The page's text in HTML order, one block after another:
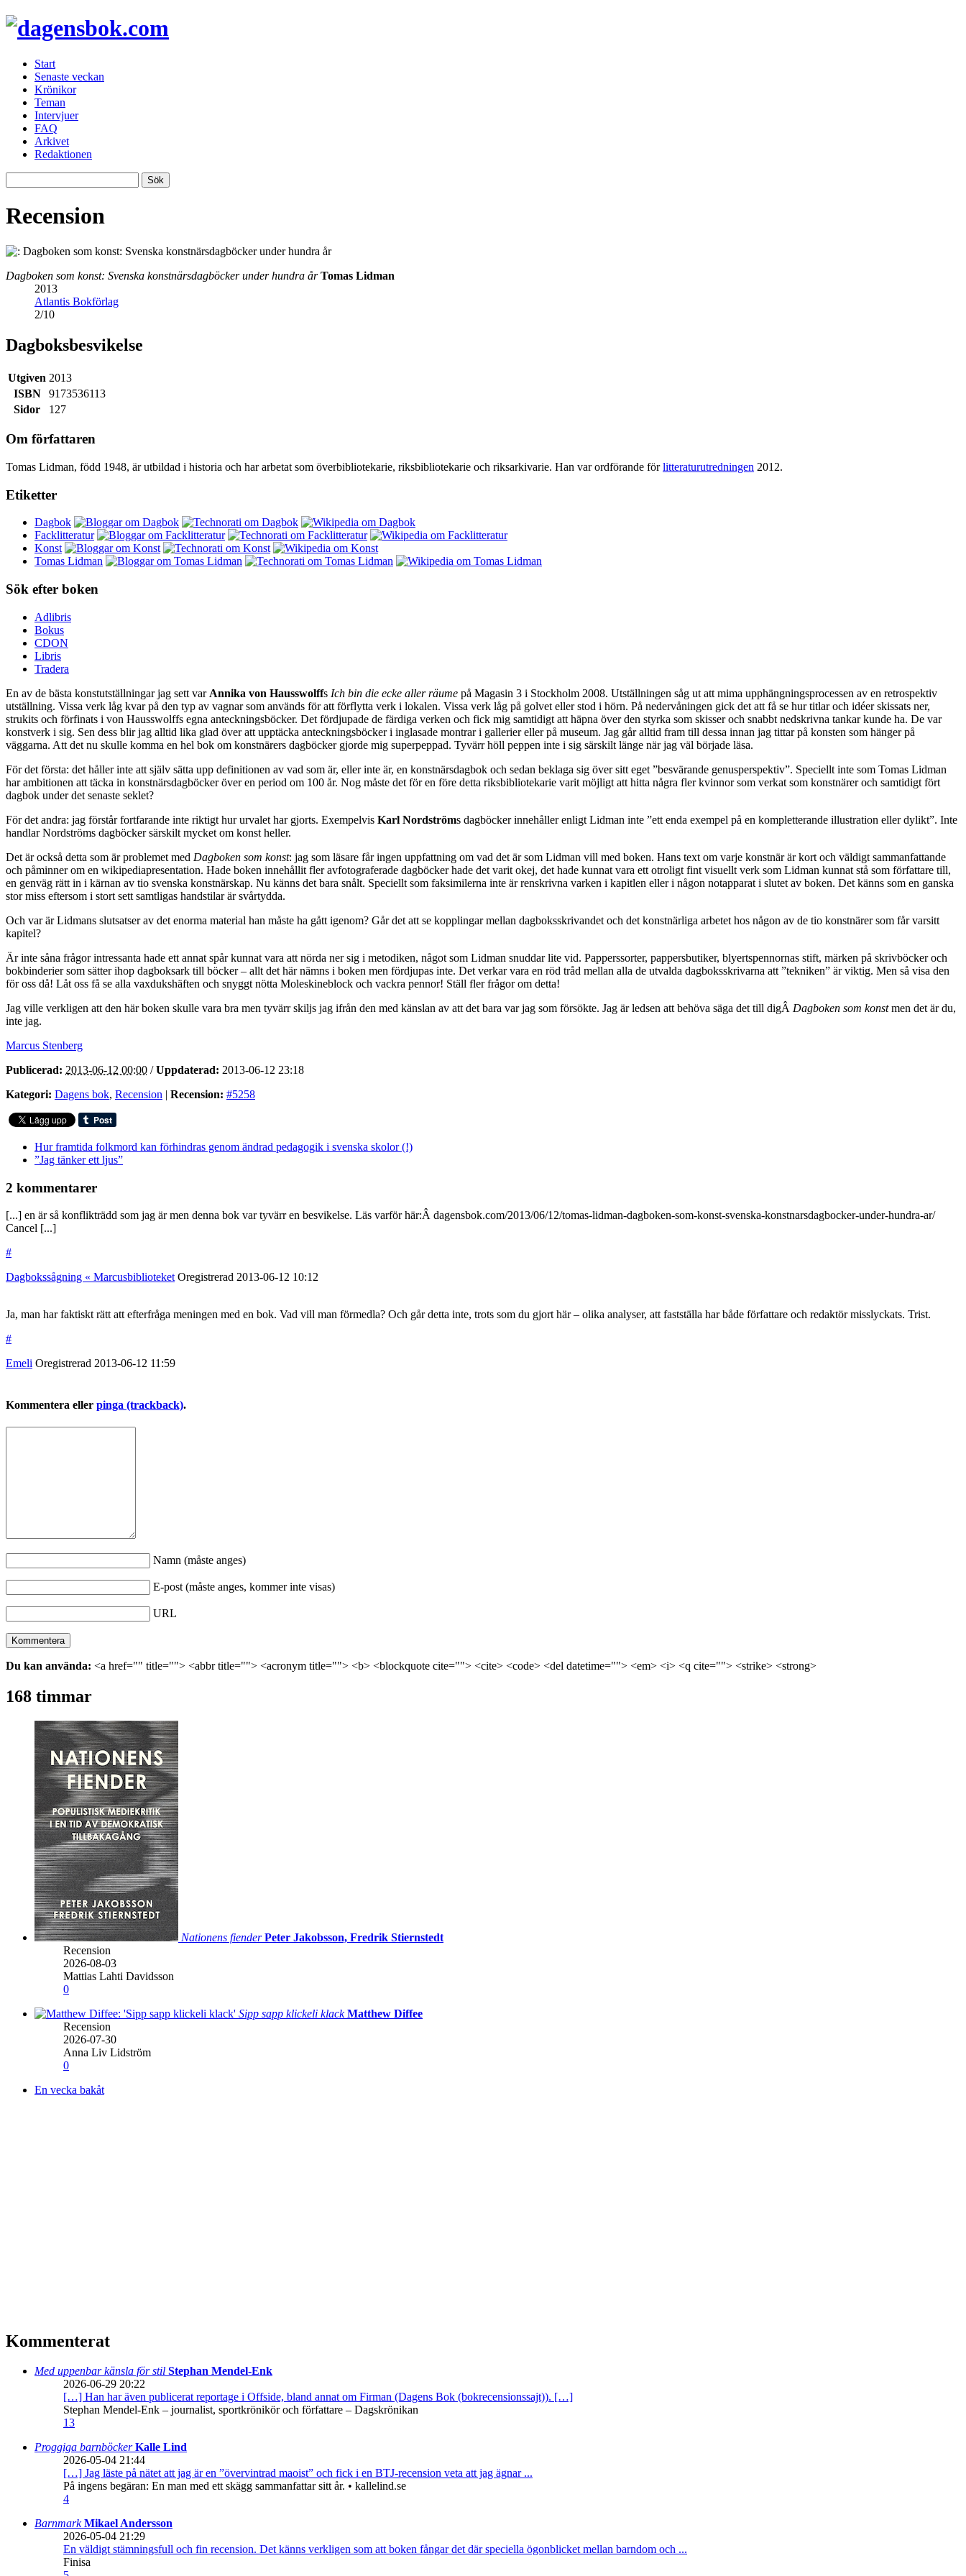
Start
Senaste veckan
Krönikor
Teman
Intervjuer
FAQ
Arkivet
Redaktionen
Recension
Dagboken som konst: Svenska konstnärsdagböcker under hundra år Tomas Lidman
2013
Atlantis Bokförlag
2/10
Dagboksbesvikelse
Utgiven 2013
ISBN
9173536113
Sidor
127
Om författaren
Tomas Lidman, född 1948, är utbildad i historia och har arbetat som överbibliotekarie, riksbibliotekarie och riksarkivarie. Han var ordförande förlitteraturutredningen 2012.
Etiketter
Dagbok
Facklitteratur
Konst
Tomas Lidman
Sök efter boken
Adlibris
Bokus
CDON
Libris
Tradera
En av de bästa konstutställningar jag sett var Annika von Hausswolffs Ich bin die ecke aller räume på Magasin 3 i Stockholm 2008. Utställningen såg ut att mima upphängningsprocessen av en retrospektiv
utställning. Vissa verk låg kvar på den typ av vagnar som används för att förflytta verk i lokalen. Vissa verk låg på golvet eller stod i hörn. På nedervåningen gick det att få se hur titlar och idéer skissats ner,
strukits och förfinats i von Hausswolffs egna anteckningsböcker. Det fördjupade de färdiga verken och fick mig samtidigt att häpna över den styrka som skisser och snabbt nedskrivna tankar kunde ha. De var
konstverk i sig. Sen dess blir jag alltid lika glad över att upptäcka anteckningsböcker i inglasade montrar i gallerier eller på museum. Jag går alltid fram till dessa innan jag tittar på konsten som hänger på
väggarna. Att det nu skulle komma en hel bok om konstnärers dagböcker gjorde mig superpeppad. Tyvärr höll peppen inte i sig särskilt länge när jag väl började läsa.
För det första: det håller inte att själv sätta upp definitionen av vad som är, eller inte är, en konstnärsdagbok och sedan beklaga sig över sitt eget ”besvärande genusperspektiv”. Speciellt inte som Tomas Lidman
har ambitionen att täcka in konstnärsdagböcker över en period om 100 år. Nog måste det för en före detta riksbibliotekarie varit möjligt att hitta några fler kvinnor som verkat som konstnärer och samtidigt fört
dagbok under det senaste seklet?
För det andra: jag förstår fortfarande inte riktigt hur urvalet har gjorts. Exempelvis Karl Nordströms dagböcker innehåller enligt Lidman inte ”ett enda exempel på en kompletterande illustration eller dylikt”. Inte
handlar Nordströms dagböcker särskilt mycket om konst heller.
Det är också detta som är problemet med Dagboken som konst: jag som läsare får ingen uppfattning om vad det är som Lidman vill med boken. Hans text om varje konstnär är kort och väldigt sammanfattande
och påminner om en wikipediapresentation. Hade boken innehållit fler avfotograferade dagböcker hade det varit okej, det hade kunnat vara ett otroligt fint visuellt verk som Lidman kunnat stå som författare till,
en genväg rätt in i kärnan av tio svenska konstnärskap. Nu känns det bara snålt. Speciellt som faksimilerna inte är renskrivna varken i kapitlen eller i någon notapparat i slutet av boken. Det känns som en ganska
stor miss eftersom i stort sett samtligas handstilar är svårtydda.
Och var är Lidmans slutsatser av det enorma material han måste ha gått igenom? Går det att se kopplingar mellan dagboksskrivandet och det konstnärliga arbetet hos någon av de tio konstnärer som får varsitt
kapitel?
Är inte såna frågor intressanta hade ett annat spår kunnat vara att nörda ner sig i metodiken, något som Lidman snuddar lite vid. Papperssorter, pappersbutiker, blyertspennornas stift, märken på skrivböcker och
bokbinderier som sätter ihop dagboksark till böcker – allt det här nämns i boken men fördjupas inte. Det verkar vara en röd tråd mellan alla de utvalda dagboksskrivarna att ”tekniken” är viktig. Men så visa den
för oss då! Låt oss få se alla vaxdukshäften och snyggt nötta Moleskineblock och vackra pennor! Ställ fler frågor om detta!
Jag ville verkligen att den här boken skulle vara bra men tyvärr skiljs jag ifrån den med känslan av att det bara var jag som försökte. Jag är ledsen att behöva säga det till digÂ Dagboken som konstmen det är du,
inte jag.
Marcus Stenberg
Publicerad: 2013-06-12 00:00 /Uppdaterad: 2013-06-12 23:18
Kategori: Dagens bok, Recension | Recension: #5258
Hur framtida folkmord kan förhindras genom ändrad pedagogik i svenska skolor (!)
”Jag tänker ett ljus”
2 kommentarer
[...] en är så konflikträdd som jag är men denna bok var tyvärr en besvikelse. Läs varför här:Â dagensbok.com/2013/06/12/tomas-lidman-dagboken-som-konst-svenska-konstnarsdagbocker-under-hundra-ar/
Cancel [...]
#
Dagbokssågning « Marcusbiblioteket Oregistrerad 2013-06-12 10:12
Ja, man har faktiskt rätt att efterfråga meningen med en bok. Vad vill man förmedla? Och går detta inte, trots som du gjort här – olika analyser, att fastställa har både författare och redaktör misslyckats. Trist.
#
Emeli Oregistrerad 2013-06-12 11:59
Kommentera eller pinga (trackback).
Namn (måste anges)
E-post (måste anges, kommer inte visas)
URL
Du kan använda: <a href="" title=""> <abbr title=""> <acronym title=""> <b> <blockquote cite=""> <cite> <code> <del datetime=""> <em> <i> <q cite=""> <strike> <strong>
168 timmar
Nationens fiender Peter Jakobsson, Fredrik Stiernstedt
Recension
2026-08-03
Mattias Lahti Davidsson
0
Sipp sapp klickeli klack Matthew Diffee
Recension
2026-07-30
Anna Liv Lidström
0
En vecka bakåt
Kommenterat
Med uppenbar känsla för stil Stephan Mendel-Enk
2026-06-29 20:22
[…] Han har även publicerat reportage i Offside, bland annat om Firman (Dagens Bok (bokrecensionssajt)). […]
Stephan Mendel-Enk – journalist, sportkrönikör och författare – Dagskrönikan
13
Proggiga barnböckerKalle Lind
2026-05-04 21:44
[…] Jag läste på nätet att jag är en ”övervintrad maoist” och fick i en BTJ-recension veta att jag ägnar ...
På ingens begäran: En man med ett skägg sammanfattar sitt år. • kallelind.se
4
BarnmarkMikael Andersson
2026-05-04 21:29
En väldigt stämningsfull och fin recension. Det känns verkligen som att boken fångar det där speciella ögonblicket mellan barndom och ...
Finisa